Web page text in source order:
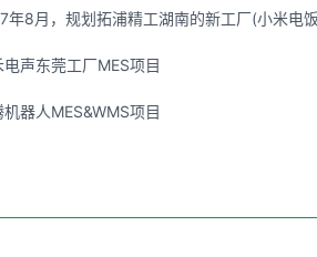
年8月，规划拓浦精工湖南的新工厂(小米电
电声东莞工厂MES项目
机器人MES&WMS项目